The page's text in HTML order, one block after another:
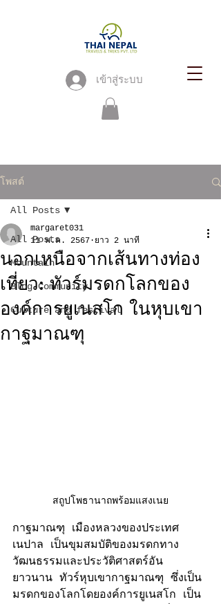
เข้าสู่ระบบ
โพสต์
All Posts
Mountain
Blog Community
Culture and festival
All Posts
นอกเหนือจากเส้นทางท่อง
เที่ยว: ทัวร์มรดกโลกของ
องค์การยูเนสโก ในหุบเขา
กาฐมาณฑุ
margaret031
11 พ.ค. 2567 ยาว 2 นาที
สถูปโพธานาถพร้อมแสงเนย
กาฐมาณฑุ เมืองหลวงของประเทศ
เนปาล เป็นขุมสมบัติของมรดกทาง
วัฒนธรรมและประวัติศาสตร์อัน
ยาวนาน ทัวร์หุบเขากาฐมาณฑุ ซึ่งเป็น
มรดกของโลกโดยองค์การยูเนสโก เป็น